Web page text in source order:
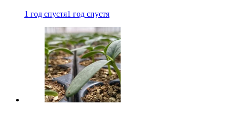
1 год спустя1 год спустя